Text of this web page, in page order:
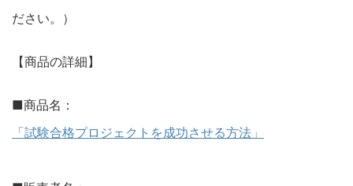
ださい。）
【商品の詳細】
■商品名：
「試験合格プロジェクトを成功させる方法」